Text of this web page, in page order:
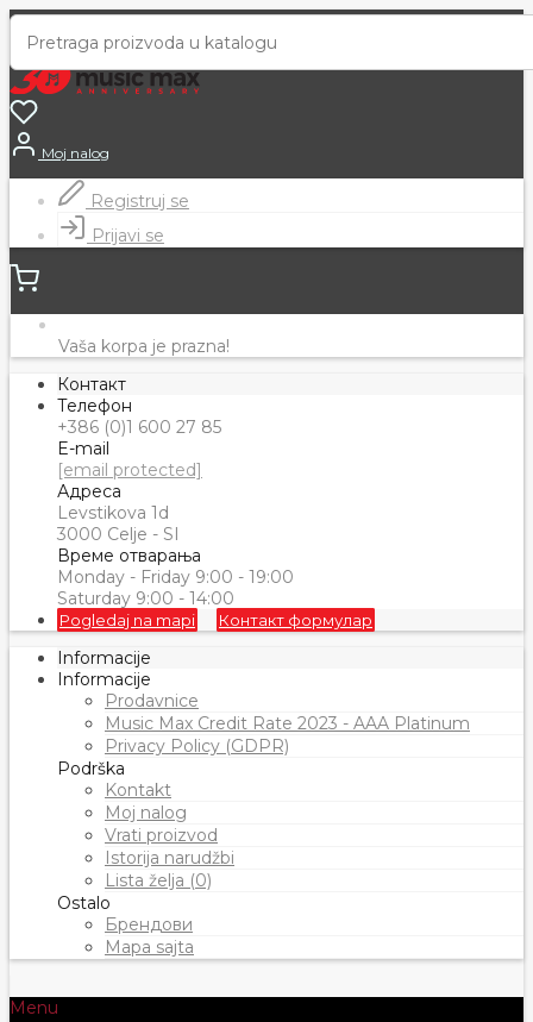
Moj nalog
Registruj se
Prijavi se
Vaša korpa je prazna!
Контакт
Телефон
+386 (0)1 600 27 85
E-mail
[email protected]
Адреса
Levstikova 1d
3000 Celje - SI
Време отварања
Monday - Friday 9:00 - 19:00
Saturday 9:00 - 14:00
Pogledaj na mapi Контакт формулар
Informacije
Informacije
Prodavnice
Music Max Credit Rate 2023 - AAA Platinum
Privacy Policy (GDPR)
Podrška
Kontakt
Moj nalog
Vrati proizvod
Istorija narudžbi
Lista želja (0)
Ostalo
Брендови
Mapa sajta
Menu